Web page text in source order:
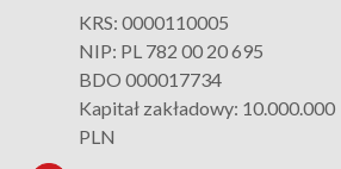
KRS: 0000110005
NIP: PL 782 00 20 695
BDO 000017734
Kapitał zakładowy: 10.000.000
PLN